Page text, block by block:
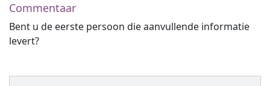
Commentaar
Bent u de eerste persoon die aanvullende informatie
levert?